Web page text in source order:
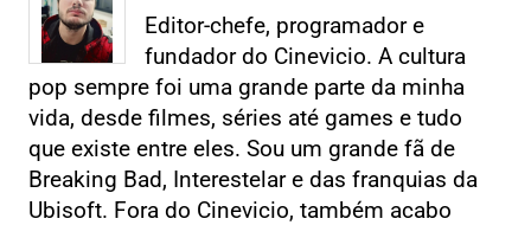
Editor-chefe, programador e
fundador do Cinevicio. A cultura
pop sempre foi uma grande parte da minha
vida, desde filmes, séries até games e tudo
que existe entre eles. Sou um grande fã de
Breaking Bad, Interestelar e das franquias da
Ubisoft. Fora do Cinevicio, também acabo